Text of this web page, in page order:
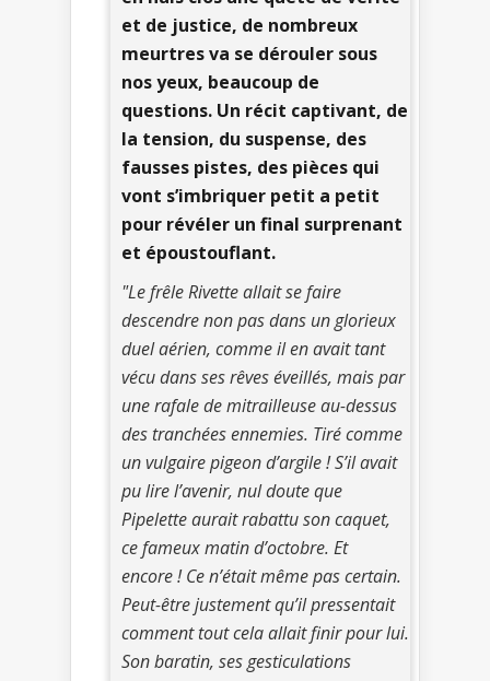
et de justice, de nombreux
meurtres va se dérouler sous
nos yeux, beaucoup de
questions. Un récit captivant, de
la tension, du suspense, des
fausses pistes, des pièces qui
vont s’imbriquer petit a petit
pour révéler un final surprenant
et époustouflant.
"Le frêle Rivette allait se faire
descendre non pas dans un glorieux
duel aérien, comme il en avait tant
vécu dans ses rêves éveillés, mais par
une rafale de mitrailleuse au-dessus
des tranchées ennemies. Tiré comme
un vulgaire pigeon d’argile ! S’il avait
pu lire l’avenir, nul doute que
Pipelette aurait rabattu son caquet,
ce fameux matin d’octobre. Et
encore ! Ce n’était même pas certain.
Peut-être justement qu’il pressentait
comment tout cela allait finir pour lui.
Son baratin, ses gesticulations